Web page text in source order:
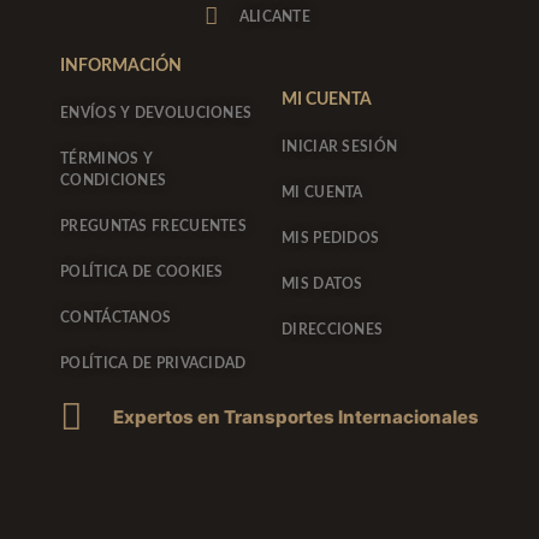
m
-
ALICANTE
INFORMACIÓN
ENVÍOS Y DEVOLUCIONES
TÉRMINOS Y
CONDICIONES
PREGUNTAS FRECUENTES
POLÍTICA DE COOKIES
CONTÁCTANOS
POLÍTICA DE PRIVACIDAD
MI CUENTA
INICIAR SESIÓN
MI CUENTA
MIS PEDIDOS
MIS DATOS
DIRECCIONES
Expertos en Transportes Internacionales